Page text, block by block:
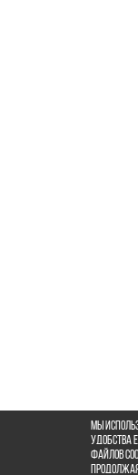
Мы
удобства
файлов